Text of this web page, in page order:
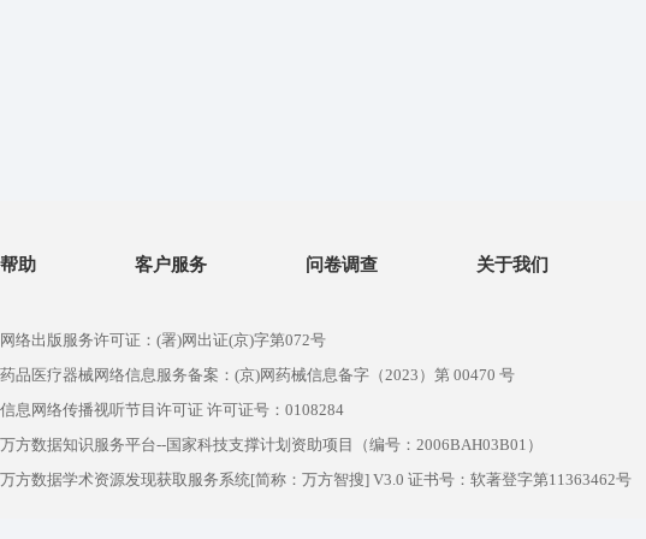
帮助 客户服务 问卷调查 关于我们
网络出版服务许可证：(署)网出证(京)字第072号
药品医疗器械网络信息服务备案：(京)网药械信息备字（2023）第 00470 号
信息网络传播视听节目许可证 许可证号：0108284
万方数据知识服务平台--国家科技支撑计划资助项目（编号：2006BAH03B01）
万方数据学术资源发现获取服务系统[简称：万方智搜] V3.0 证书号：软著登字第11363462号